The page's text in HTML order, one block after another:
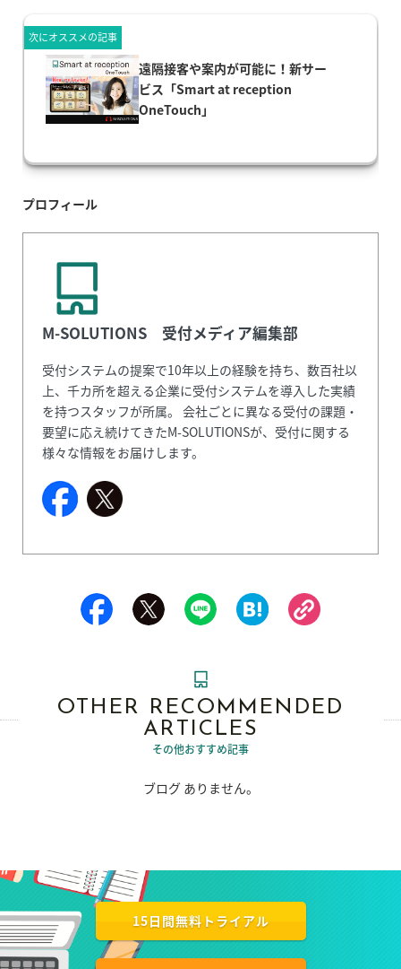
遠隔接客や案内が可能に！新サー
ビス「Smart at reception
OneTouch」
次にオススメの記事
プロフィール
M-SOLUTIONS 受付メディア編集部
受付システムの提案で10年以上の経験を持ち、数百社以
上、千カ所を超える企業に受付システムを導入した実績
を持つスタッフが所属。 会社ごとに異なる受付の課題・
要望に応え続けてきたM-SOLUTIONSが、受付に関する
様々な情報をお届けします。
OTHER RECOMMENDED
ARTICLES
その他おすすめ記事
ブログ ありません。
15日間無料トライアル